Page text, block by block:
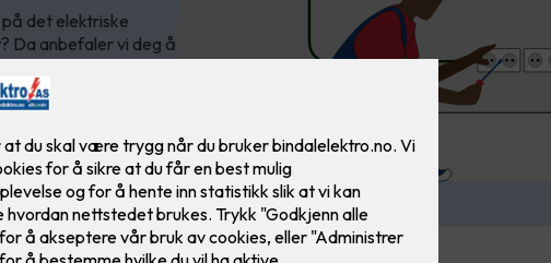
det elektriske
Da anbefaler vi deg å